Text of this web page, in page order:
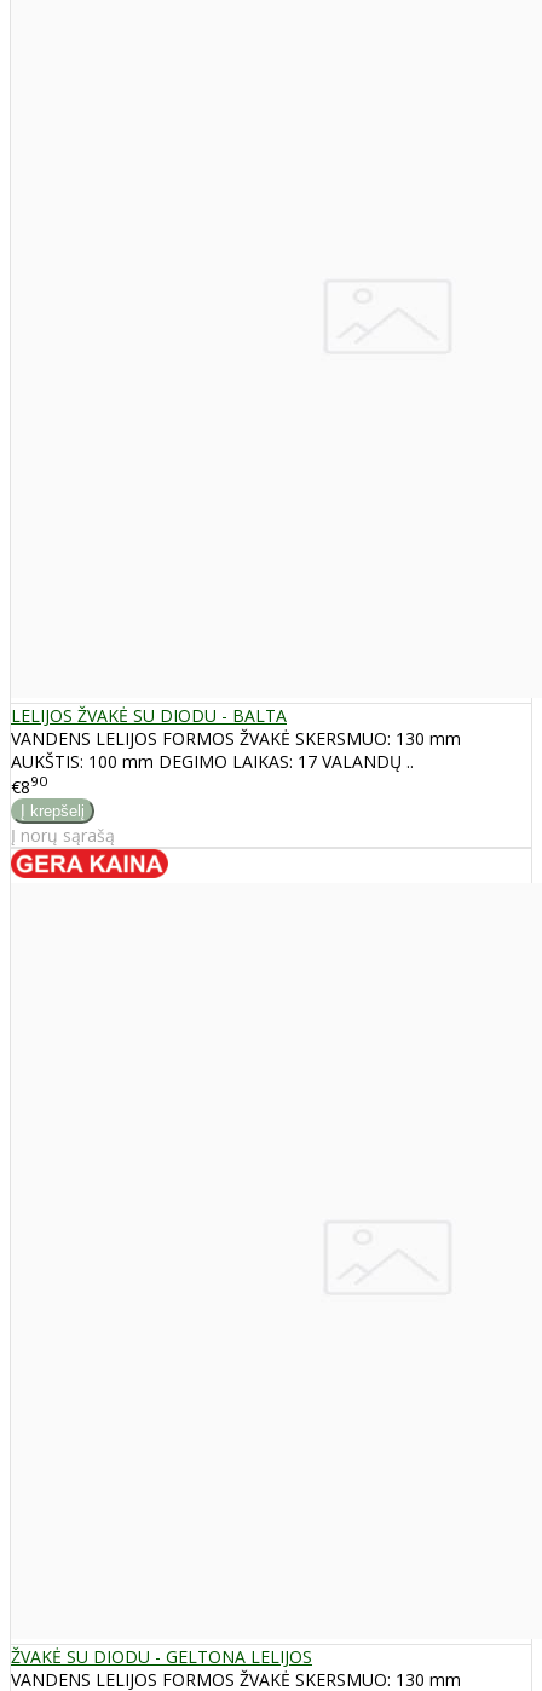
LELIJOS ŽVAKĖ SU DIODU - BALTA
VANDENS LELIJOS FORMOS ŽVAKĖ SKERSMUO: 130 mm
AUKŠTIS: 100 mm DEGIMO LAIKAS: 17 VALANDŲ ..
€890
Į norų sąrašą
ŽVAKĖ SU DIODU - GELTONA LELIJOS
VANDENS LELIJOS FORMOS ŽVAKĖ SKERSMUO: 130 mm